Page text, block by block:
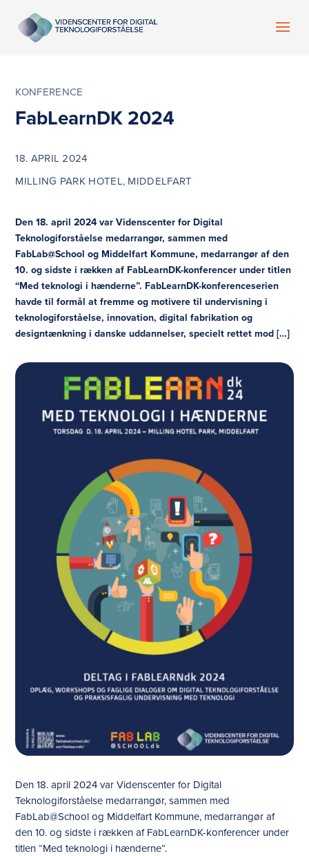
KONFERENCE
FabLearnDK 2024
18. APRIL 2024
MILLING PARK HOTEL, MIDDELFART
Den 18. april 2024 var Videnscenter for Digital
Teknologiforståelse medarrangør, sammen med
FabLab@School og Middelfart Kommune, medarrangør af den
10. og sidste i rækken af FabLearnDK-konferencer under titlen
“Med teknologi i hænderne”. FabLearnDK-konferenceserien
havde til formål at fremme og motivere til undervisning i
teknologiforståelse, innovation, digital fabrikation og
designtænkning i danske uddannelser, specielt rettet mod […]
Den 18. april 2024 var Videnscenter for Digital
Teknologiforståelse medarrangør, sammen med
FabLab@School og Middelfart Kommune, medarrangør af
den 10. og sidste i rækken af FabLearnDK-konferencer under
titlen “Med teknologi i hænderne”.